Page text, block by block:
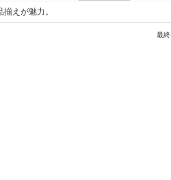
えが魅力。
最